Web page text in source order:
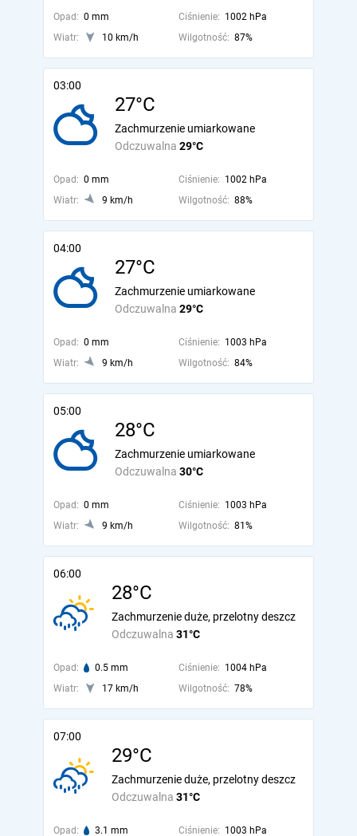
Opad: 0 mm Ciśnienie: 1002 hPa
Wiatr:
10 km/h Wilgotność: 87%
03:00
27°C
Odczuwalna 29°C
Zachmurzenie umiarkowane
Opad: 0 mm Ciśnienie: 1002 hPa
Wiatr:
9 km/h Wilgotność: 88%
04:00
27°C
Odczuwalna 29°C
Zachmurzenie umiarkowane
Opad: 0 mm Ciśnienie: 1003 hPa
Wiatr:
9 km/h Wilgotność: 84%
05:00
28°C
Odczuwalna 30°C
Zachmurzenie umiarkowane
Opad: 0 mm Ciśnienie: 1003 hPa
Wiatr:
9 km/h Wilgotność: 81%
06:00
28°C
Odczuwalna 31°C
Zachmurzenie duże, przelotny deszcz
Opad: 0.5 mm Ciśnienie: 1004 hPa
Wiatr:
17 km/h Wilgotność: 78%
07:00
29°C
Odczuwalna 31°C
Zachmurzenie duże, przelotny deszcz
Opad: 3.1 mm Ciśnienie: 1003 hPa